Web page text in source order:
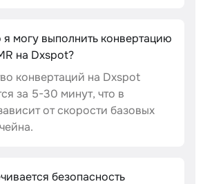
я могу выполнить конвертацию
на Dxspot?
конвертаций на Dxspot
за 5-30 минут, что в
от скорости базовых
безопасность